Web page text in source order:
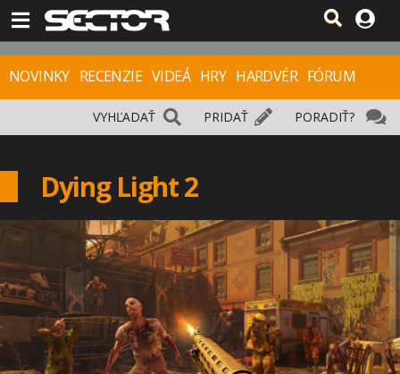
NOVINKY RECENZIE VIDEÁ HRY HARDVÉR FÓRUM
PORADIŤ?
PRIDAŤ
VYHĽADAŤ
Dying Light 2